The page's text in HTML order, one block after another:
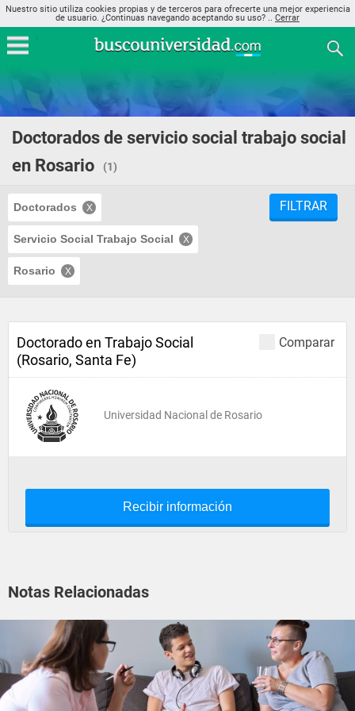
Nuestro sitio utiliza cookies propias y de terceros para ofrecerte una mejor experiencia
de usuario. ¿Continuas navegando aceptando su uso? .. Cerrar
Doctorados de servicio social trabajo social
en Rosario
(1)
Doctorados
Servicio Social Trabajo Social
Rosario
FILTRAR
Comparar
Doctorado en Trabajo Social
(Rosario, Santa Fe)
Universidad Nacional de Rosario
Recibir información
Notas Relacionadas